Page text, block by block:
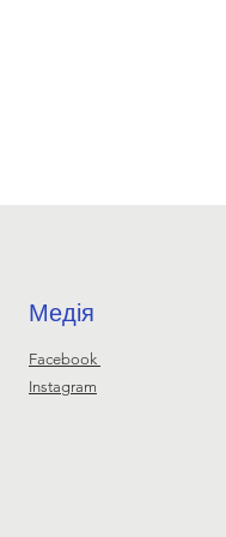
Медія
Facebook
Instagram